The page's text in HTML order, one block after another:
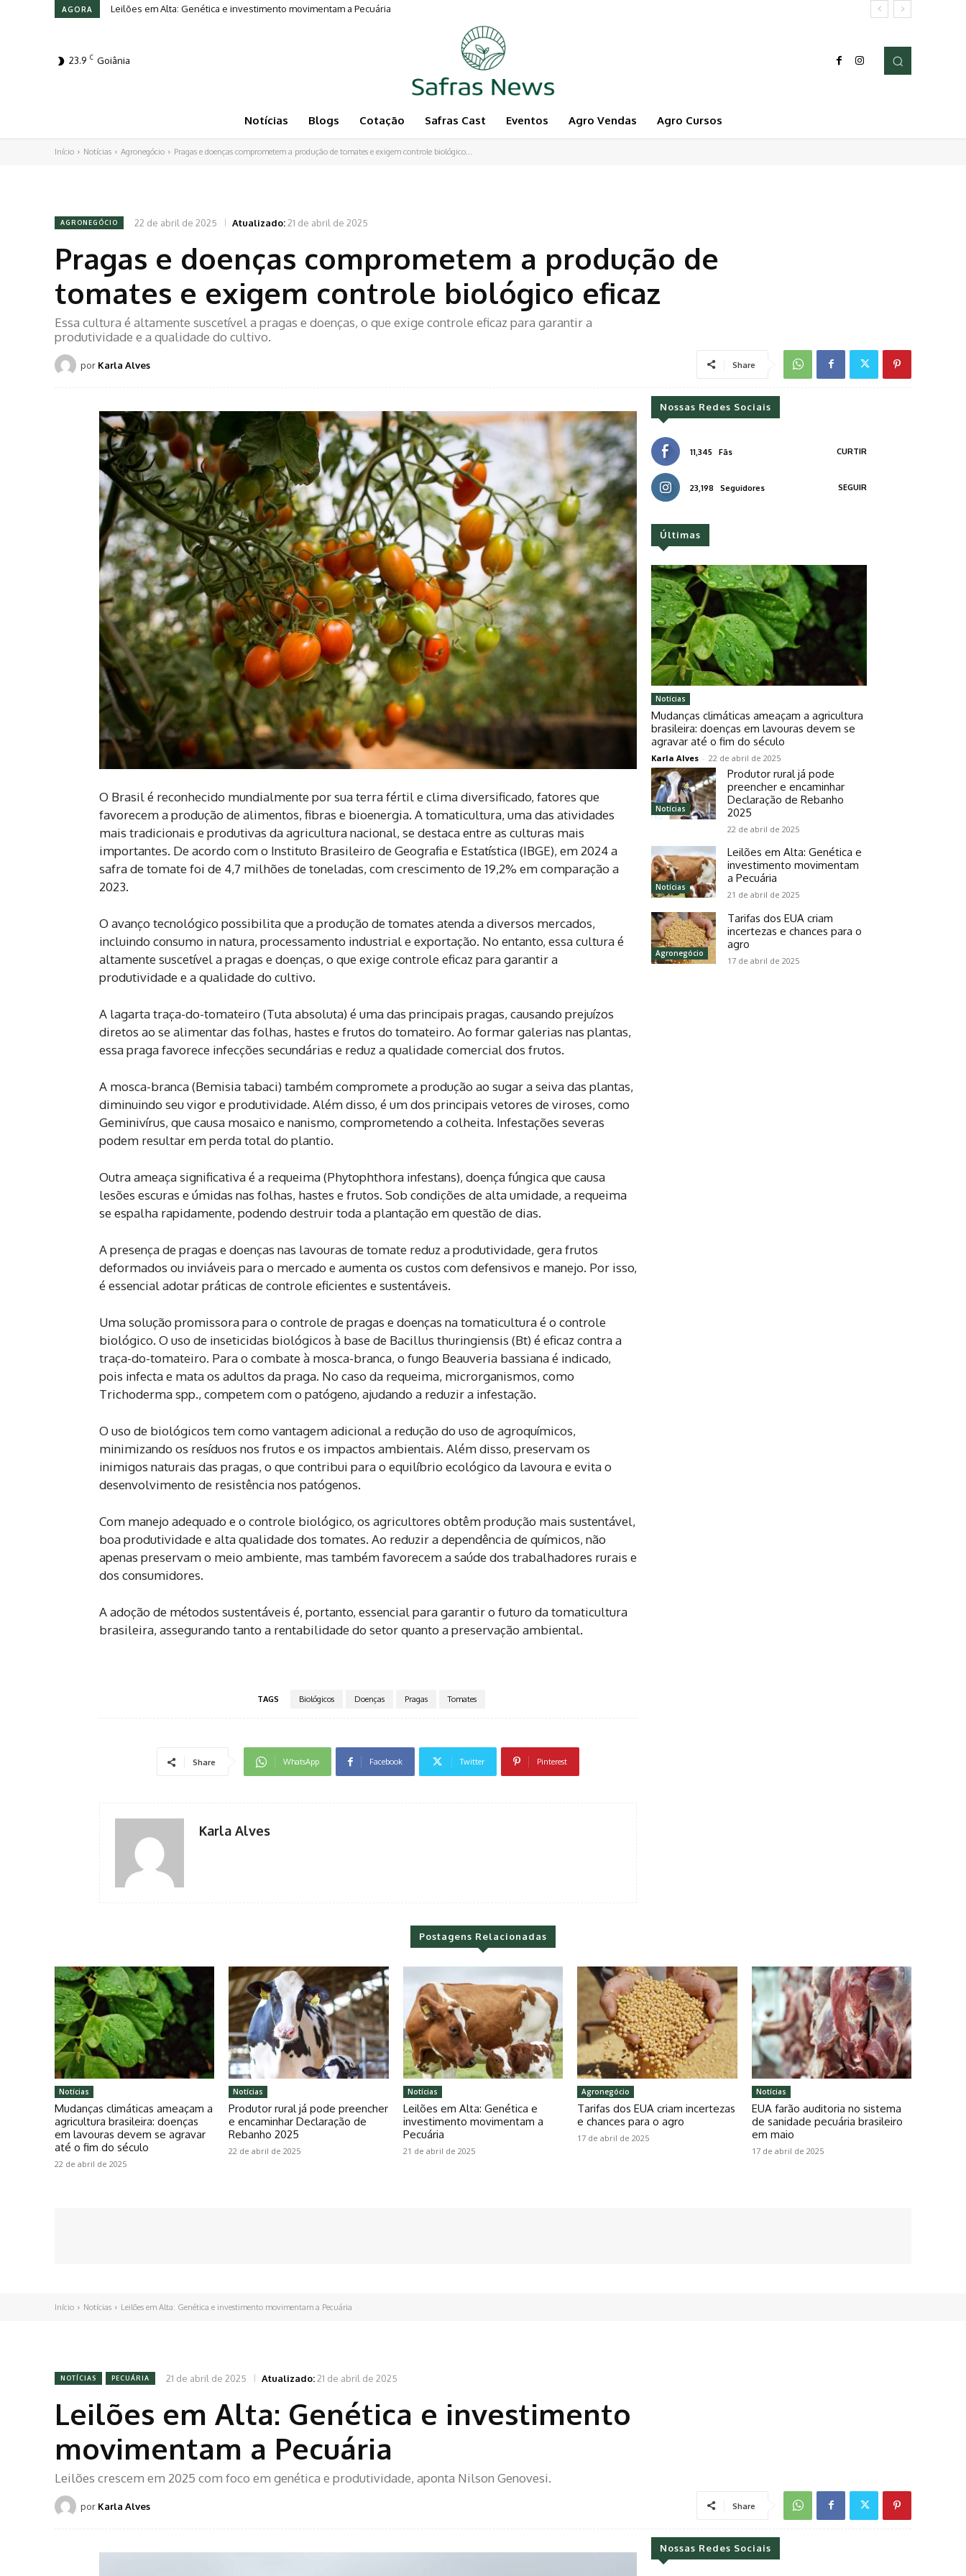
AGORA Leilões em Alta: Genética e investimento movimentam a Pecuária
Tarifas dos EUA criam incertezas e chances para o agro
23.9 C Goiânia
Notícias Blogs Cotação Safras Cast Eventos Agro Vendas Agro Cursos
Início Notícias Agronegócio Pragas e doenças comprometem a produção de tomates e exigem controle biológico...
AGRONEGÓCIO 22 de abril de 2025 Atualizado:21 de abril de 2025
Pragas e doenças comprometem a produção de
tomates e exigem controle biológico eficaz
Essa cultura é altamente suscetível a pragas e doenças, o que exige controle eficaz para garantir a
produtividade e a qualidade do cultivo.
por Karla Alves Share
O Brasil é reconhecido mundialmente por sua terra fértil e clima diversificado, fatores que
favorecem a produção de alimentos, fibras e bioenergia. A tomaticultura, uma das atividades
mais tradicionais e produtivas da agricultura nacional, se destaca entre as culturas mais
importantes. De acordo com o Instituto Brasileiro de Geografia e Estatística (IBGE), em 2024 a
safra de tomate foi de 4,7 milhões de toneladas, com crescimento de 19,2% em comparação a
2023.
O avanço tecnológico possibilita que a produção de tomates atenda a diversos mercados,
incluindo consumo in natura, processamento industrial e exportação. No entanto, essa cultura é
altamente suscetível a pragas e doenças, o que exige controle eficaz para garantir a
produtividade e a qualidade do cultivo.
A lagarta traça-do-tomateiro (Tuta absoluta) é uma das principais pragas, causando prejuízos
diretos ao se alimentar das folhas, hastes e frutos do tomateiro. Ao formar galerias nas plantas,
essa praga favorece infecções secundárias e reduz a qualidade comercial dos frutos.
A mosca-branca (Bemisia tabaci) também compromete a produção ao sugar a seiva das plantas,
diminuindo seu vigor e produtividade. Além disso, é um dos principais vetores de viroses, como
Geminivírus, que causa mosaico e nanismo, comprometendo a colheita. Infestações severas
podem resultar em perda total do plantio.
Outra ameaça significativa é a requeima (Phytophthora infestans), doença fúngica que causa
lesões escuras e úmidas nas folhas, hastes e frutos. Sob condições de alta umidade, a requeima
se espalha rapidamente, podendo destruir toda a plantação em questão de dias.
A presença de pragas e doenças nas lavouras de tomate reduz a produtividade, gera frutos
deformados ou inviáveis para o mercado e aumenta os custos com defensivos e manejo. Por isso,
é essencial adotar práticas de controle eficientes e sustentáveis.
Uma solução promissora para o controle de pragas e doenças na tomaticultura é o controle
biológico. O uso de inseticidas biológicos à base de Bacillus thuringiensis (Bt) é eficaz contra a
traça-do-tomateiro. Para o combate à mosca-branca, o fungo Beauveria bassiana é indicado,
pois infecta e mata os adultos da praga. No caso da requeima, microrganismos, como
Trichoderma spp., competem com o patógeno, ajudando a reduzir a infestação.
O uso de biológicos tem como vantagem adicional a redução do uso de agroquímicos,
minimizando os resíduos nos frutos e os impactos ambientais. Além disso, preservam os
inimigos naturais das pragas, o que contribui para o equilíbrio ecológico da lavoura e evita o
desenvolvimento de resistência nos patógenos.
Com manejo adequado e o controle biológico, os agricultores obtêm produção mais sustentável,
boa produtividade e alta qualidade dos tomates. Ao reduzir a dependência de químicos, não
apenas preservam o meio ambiente, mas também favorecem a saúde dos trabalhadores rurais e
dos consumidores.
A adoção de métodos sustentáveis é, portanto, essencial para garantir o futuro da tomaticultura
brasileira, assegurando tanto a rentabilidade do setor quanto a preservação ambiental.
TAGS Biológicos Doenças Pragas Tomates
Share WhatsApp Facebook Twitter Pinterest
Karla Alves
Nossas Redes Sociais
11,345 Fãs CURTIR
23,198 Seguidores SEGUIR
Últimas
Notícias
Mudanças climáticas ameaçam a agricultura
brasileira: doenças em lavouras devem se
agravar até o fim do século
Karla Alves - 22 de abril de 2025
Notícias
Produtor rural já pode
preencher e encaminhar
Declaração de Rebanho
2025
22 de abril de 2025
Notícias
Leilões em Alta: Genética e
investimento movimentam
a Pecuária
21 de abril de 2025
Agronegócio
Tarifas dos EUA criam
incertezas e chances para o
agro
17 de abril de 2025
Postagens Relacionadas
Notícias
Mudanças climáticas ameaçam a
agricultura brasileira: doenças
em lavouras devem se agravar
até o fim do século
22 de abril de 2025
Notícias
Produtor rural já pode preencher
e encaminhar Declaração de
Rebanho 2025
22 de abril de 2025
Notícias
Leilões em Alta: Genética e
investimento movimentam a
Pecuária
21 de abril de 2025
Agronegócio
Tarifas dos EUA criam incertezas
e chances para o agro
17 de abril de 2025
Notícias
EUA farão auditoria no sistema
de sanidade pecuária brasileiro
em maio
17 de abril de 2025